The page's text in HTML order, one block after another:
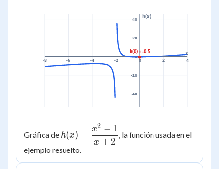
-8 -6 -4 -2 0 2 4
-40
-20
0
20
40
x
h(x)
h(0) = -0.5
Gráfica de
h(x) =
\dfrac{x^2
- 1}{x +
2}
h(x) =
x + 2
x2 − 1
, la función usada en el
ejemplo resuelto.